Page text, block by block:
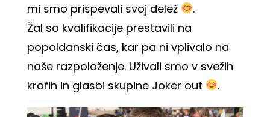
mi smo prispevali svoj delež
.
Žal so kvalifikacije prestavili na
popoldanski čas, kar pa ni vplivalo na
naše razpoloženje. Uživali smo v svežih
krofih in glasbi skupine Joker out .